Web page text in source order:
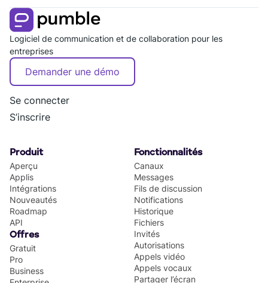
Logiciel de communication et de collaboration pour les
entreprises
Demander une démo
Se connecter
S’inscrire
Produit
Aperçu
Applis
Intégrations
Nouveautés
Roadmap
API
Offres
Gratuit
Pro
Business
Fonctionnalités
Canaux
Messages
Fils de discussion
Notifications
Historique
Fichiers
Invités
Autorisations
Appels vidéo
Appels vocaux
Partager l’écran